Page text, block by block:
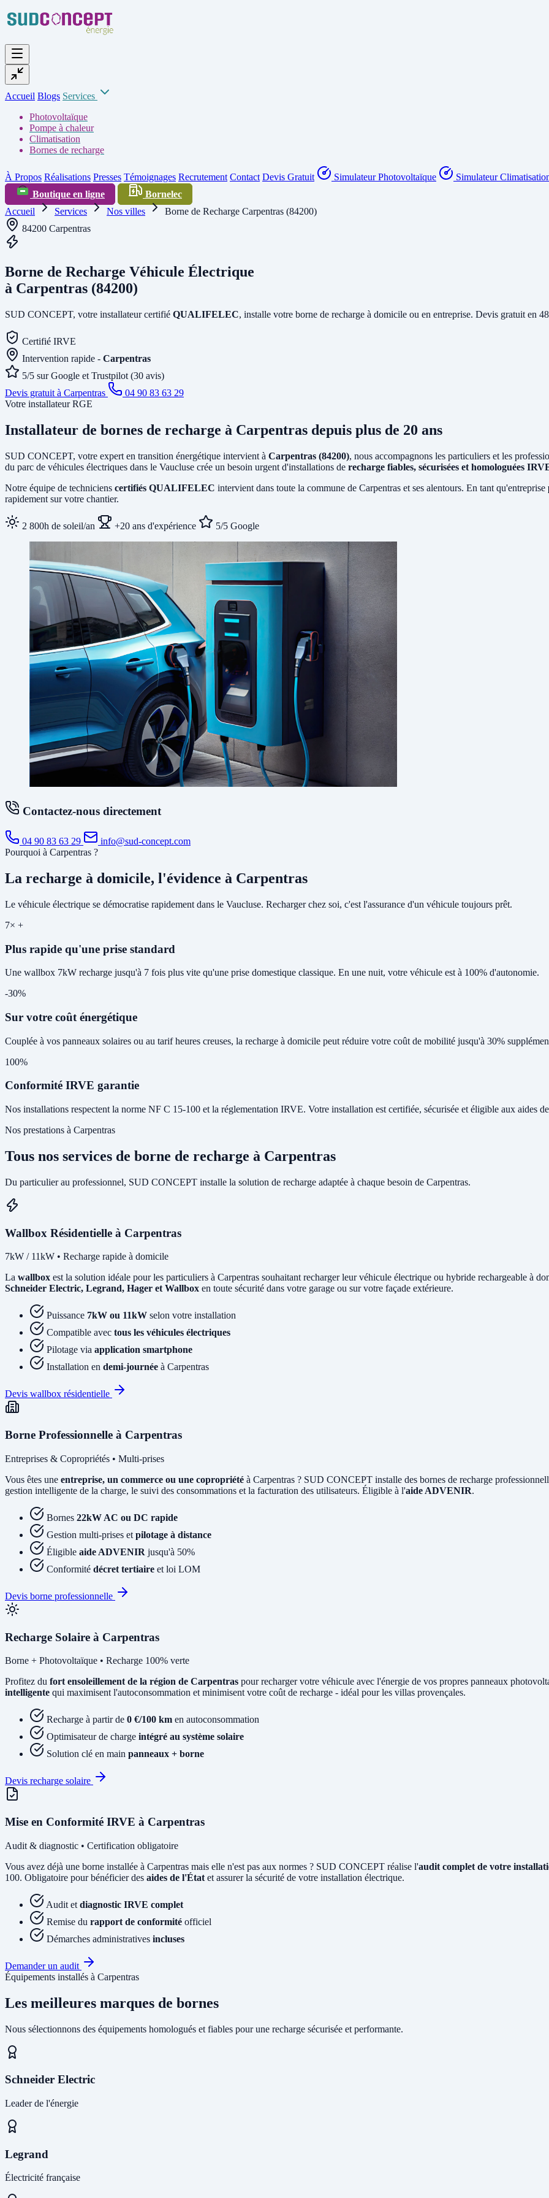
Accueil Blogs Services
Photovoltaïque
Pompe à chaleur
Climatisation
Bornes de recharge
À Propos Réalisations Presses Témoignages Recrutement Contact Devis Gratuit Simulateur Photovoltaïque Simulateur
Boutique en ligne
Bornelec
Accueil
Services Nos villes
Borne de Recharge Carpentras (84200)
84200 Carpentras
Borne de Recharge Véhicule Électrique
à Carpentras (84200)
SUD CONCEPT, votre installateur certifié QUALIFELEC, installe votre borne de recharge à domicile ou en entreprise. Devis gratuit en
Certifié IRVE
Intervention rapide - Carpentras
5/5 sur Google et Trustpilot (30 avis)
Devis gratuit à Carpentras
04 90 83 63 29
Votre installateur RGE
Installateur de bornes de recharge à Carpentras depuis plus de 20 ans
SUD CONCEPT, votre expert en transition énergétique intervient à Carpentras (84200), nous accompagnons les particuliers et les
du parc de véhicules électriques dans le Vaucluse crée un besoin urgent d'installations de recharge fiables, sécurisées et homologuées
Notre équipe de techniciens certifiés QUALIFELEC intervient dans toute la commune de Carpentras et ses alentours. En tant qu'entreprise
rapidement sur votre chantier.
2 800h de soleil/an +20 ans d'expérience 5/5 Google
Contactez-nous directement
04 90 83 63 29
info@sud-concept.com
Pourquoi à Carpentras ?
La recharge à domicile, l'évidence à Carpentras
Le véhicule électrique se démocratise rapidement dans le Vaucluse. Recharger chez soi, c'est l'assurance d'un véhicule toujours prêt.
7× +
Plus rapide qu'une prise standard
Une wallbox 7kW recharge jusqu'à 7 fois plus vite qu'une prise domestique classique. En une nuit, votre véhicule est à 100% d'autonomie.
-30%
Sur votre coût énergétique
Couplée à vos panneaux solaires ou au tarif heures creuses, la recharge à domicile peut réduire votre coût de mobilité jusqu'à 30%
100%
Conformité IRVE garantie
Nos installations respectent la norme NF C 15-100 et la réglementation IRVE. Votre installation est certifiée, sécurisée et éligible aux aides
Nos prestations à Carpentras
Tous nos services de borne de recharge à Carpentras
Du particulier au professionnel, SUD CONCEPT installe la solution de recharge adaptée à chaque besoin de Carpentras.
Wallbox Résidentielle à Carpentras
7kW / 11kW • Recharge rapide à domicile
La wallbox est la solution idéale pour les particuliers à Carpentras souhaitant recharger leur véhicule électrique ou hybride rechargeable à
Schneider Electric, Legrand, Hager et Wallbox en toute sécurité dans votre garage ou sur votre façade extérieure.
Puissance 7kW ou 11kW selon votre installation
Compatible avec tous les véhicules électriques
Pilotage via application smartphone
Installation en demi-journée à Carpentras
Devis wallbox résidentielle
Borne Professionnelle à Carpentras
Entreprises & Copropriétés • Multi-prises
Vous êtes une entreprise, un commerce ou une copropriété à Carpentras ? SUD CONCEPT installe des bornes de recharge
gestion intelligente de la charge, le suivi des consommations et la facturation des utilisateurs. Éligible à l'aide ADVENIR.
Bornes 22kW AC ou DC rapide
Gestion multi-prises et pilotage à distance
Éligible aide ADVENIR jusqu'à 50%
Conformité décret tertiaire et loi LOM
Devis borne professionnelle
Recharge Solaire à Carpentras
Borne + Photovoltaïque • Recharge 100% verte
Profitez du fort ensoleillement de la région de Carpentras pour recharger votre véhicule avec l'énergie de vos propres panneaux
intelligente qui maximisent l'autoconsommation et minimisent votre coût de recharge - idéal pour les villas provençales.
Recharge à partir de 0 €/100 km en autoconsommation
Optimisateur de charge intégré au système solaire
Solution clé en main panneaux + borne
Devis recharge solaire
Mise en Conformité IRVE à Carpentras
Audit & diagnostic • Certification obligatoire
Vous avez déjà une borne installée à Carpentras mais elle n'est pas aux normes ? SUD CONCEPT réalise l'audit complet de votre
100. Obligatoire pour bénéficier des aides de l'État et assurer la sécurité de votre installation électrique.
Audit et diagnostic IRVE complet
Remise du rapport de conformité officiel
Démarches administratives incluses
Demander un audit
Équipements installés à Carpentras
Les meilleures marques de bornes
Nous sélectionnons des équipements homologués et fiables pour une recharge sécurisée et performante.
Schneider Electric
Leader de l'énergie
Legrand
Électricité française